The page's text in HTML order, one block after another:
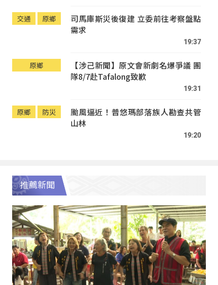
交通 原鄉
司馬庫斯災後復建 立委前往考察盤點
需求
19:37
原鄉
【涉己新聞】原文會新劇名爆爭議 團
隊8/7赴Tafalong致歉
19:31
原鄉 防災
颱風逼近！普悠瑪部落族人勘查共管
山林
19:20
推薦新聞